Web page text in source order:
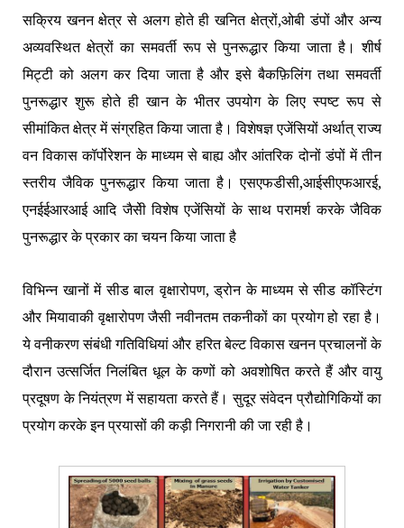
सक्रिय खनन क्षेत्र से अलग होते ही खनित क्षेत्रों,ओबी डंपों और अन्य
अव्यवस्थित क्षेत्रों का समवर्ती रूप से पुनरूद्धार किया जाता है। शीर्ष
मिट्टी को अलग कर दिया जाता है और इसे बैकफ़िलिंग तथा समवर्ती
पुनरूद्धार शुरू होते ही खान के भीतर उपयोग के लिए स्पष्ट रूप से
सीमांकित क्षेत्र में संग्रहित किया जाता है। विशेषज्ञ एजेंसियों अर्थात् राज्य
वन विकास कॉर्पोरेशन के माध्यम से बाह्य और आंतरिक दोनों डंपों में तीन
स्तरीय जैविक पुनरूद्धार किया जाता है। एसएफडीसी,आईसीएफआरई,
एनईईआरआई आदि जैसेी विशेष एजेंसियों के साथ परामर्श करके जैविक
पुनरूद्धार के प्रकार का चयन किया जाता है
विभिन्न खानों में सीड बाल वृक्षारोपण, ड्रोन के माध्यम से सीड कॉस्टिंग
और मियावाकी वृक्षारोपण जैसी नवीनतम तकनीकों का प्रयोग हो रहा है।
ये वनीकरण संबंधी गतिविधियां और हरित बेल्ट विकास खनन प्रचालनों के
दौरान उत्सर्जित निलंबित धूल के कणों को अवशोषित करते हैं और वायु
प्रदूषण के नियंत्रण में सहायता करते हैं। सुदूर संवेदन प्रौद्योगिकियों का
प्रयोग करके इन प्रयासों की कड़ी निगरानी की जा रही है।